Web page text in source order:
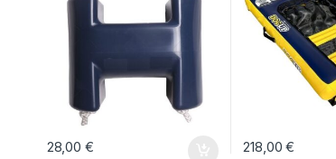
28,00 € 218,00€